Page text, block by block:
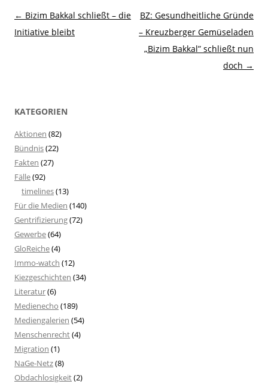
Beitragsnavigation
← Bizim Bakkal schließt – die
Initiative bleibt
BZ: Gesundheitliche Gründe
– Kreuzberger Gemüseladen
„Bizim Bakkal” schließt nun
doch →
KATEGORIEN
Aktionen (82)
Bündnis(22)
Fakten (27)
Fälle(92)
timelines(13)
Für die Medien (140)
Gentrifizierung(72)
Gewerbe(64)
GloReiche(4)
Immo-watch (12)
Kiezgeschichten (34)
Literatur(6)
Medienecho (189)
Mediengalerien (54)
Menschenrecht(4)
Migration (1)
NaGe-Netz(8)
Obdachlosigkeit(2)